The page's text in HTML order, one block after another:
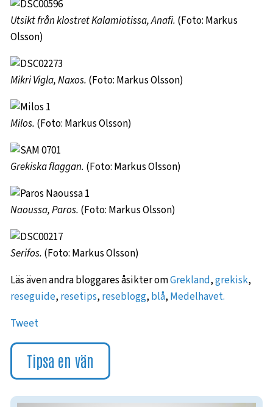
Utsikt från klostret Kalamiotissa, Anafi. (Foto: Markus
Olsson)
Mikri Vigla, Naxos. (Foto: Markus Olsson)
Milos. (Foto: Markus Olsson)
Grekiska flaggan. (Foto: Markus Olsson)
Naoussa, Paros. (Foto: Markus Olsson)
Serifos. (Foto: Markus Olsson)
Läs även andra bloggares åsikter omGrekland,grekisk,
reseguide, resetips, reseblogg, blå, Medelhavet.
Tweet
Tipsa en vän